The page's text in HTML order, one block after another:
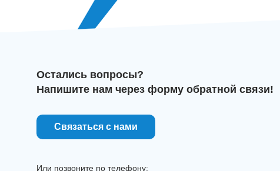
Остались вопросы?
Напишите нам через форму обратной связи!
Связаться с нами
Или позвоните по телефону: